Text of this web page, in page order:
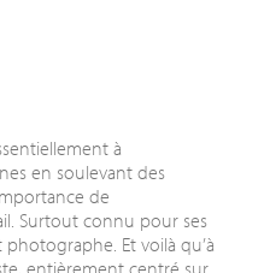
à
en soulevant des
de
Surtout connu pour ses
Et voilà qu’à
entièrement centré sur